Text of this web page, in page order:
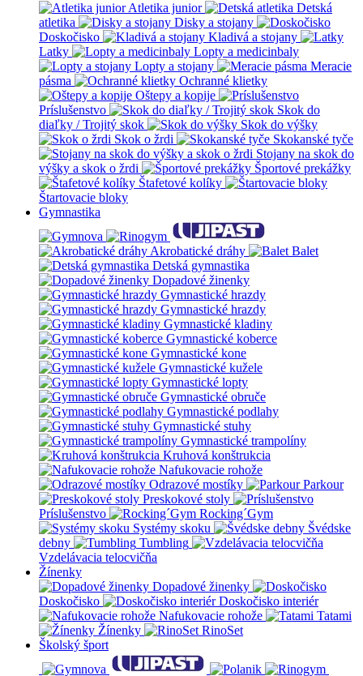
Atletika junior
Detská
atletika
Disky a stojany
Doskočisko
Kladivá a stojany
Latky
Lopty a medicinbaly
Lopty a stojany
Meracie
pásma
Ochranné klietky
Oštepy a kopije
Príslušenstvo
Skok do
diaľky / Trojitý skok
Skok do výšky
Skok o žrdi
Skokanské tyče
Stojany na skok do
výšky a skok o žrdi
Športové prekážky
Štafetové kolíky
Štartovacie bloky
Gymnastika
Akrobatické dráhy
Balet
Detská gymnastika
Dopadové žinenky
Gymnastické hrazdy
Gymnastické hrazdy
Gymnastické kladiny
Gymnastické koberce
Gymnastické kone
Gymnastické kužele
Gymnastické lopty
Gymnastické obruče
Gymnastické podlahy
Gymnastické stuhy
Gymnastické trampolíny
Kruhová konštrukcia
Nafukovacie rohože
Odrazové mostíky
Parkour
Preskokové stoly
Príslušenstvo
Rocking´Gym
Systémy skoku
Švédske
debny
Tumbling
Vzdelávacia telocvičňa
Žínenky
Dopadové žinenky
Doskočisko
Doskočisko interiér
Nafukovacie rohože
Tatami
Žínenky
RinoSet
Školský šport